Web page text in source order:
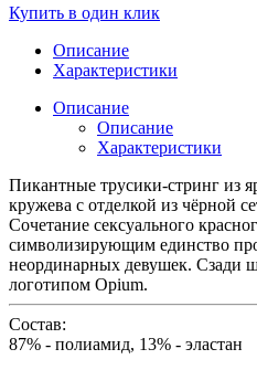
Купить в один клик
Описание
Характеристики
Описание
Описание
Характеристики
Пикантные трусики-стринг из
кружева с отделкой из чёрной
Сочетание сексуального
символизирующим единство
неординарных девушек. Сзади
логотипом Opium.
Состав:
87% - полиамид, 13% - эластан